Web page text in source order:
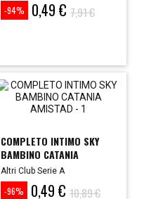
-94%
Prezzo0,49 €
Prezzo
base
7,91 €
COMPLETO INTIMO SKY
BAMBINO CATANIA
Altri Club Serie A
-96% 0,49 € 10,89 €